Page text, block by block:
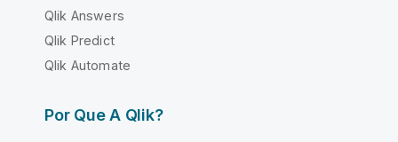
Qlik Answers
Qlik Predict
Qlik Automate
Por Que A Qlik?